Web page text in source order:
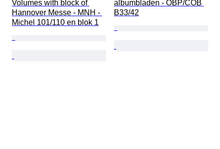
Volumes with block of
Hannover Messe - MNH -
Michel 101/110 en blok 1
albumbladen - OBP/COB
B33/42